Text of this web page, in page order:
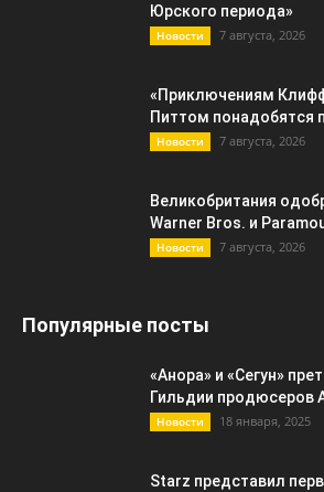
Юрского периода»
Новости 7 августа, 2026
«Приключениям
Питтом понадобятся
Новости 7 августа, 2026
Великобритания
Warner Bros. и
Новости 7 августа, 2026
Популярные посты
«Анора» и «Сегун»
Гильдии продюсеров
Новости 18 января, 2025
Starz представил